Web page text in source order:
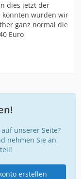
dies jetzt der
könnten würden wir
ganz normal die
Euro
unserer Seite?
nehmen Sie an
erstellen